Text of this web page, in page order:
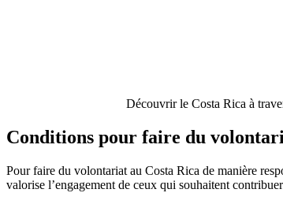
Découvrir le Costa Rica à
Conditions pour faire du
Pour faire du volontariat au Costa Rica de manière
valorise l’engagement de ceux qui souhaitent